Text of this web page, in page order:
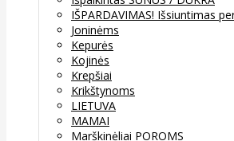
IŠPARDAVIMAS! Išsiuntimas
Joninėms
Kepurės
Kojinės
Krepšiai
Krikštynoms
LIETUVA
MAMAI
Marškinėliai POROMS